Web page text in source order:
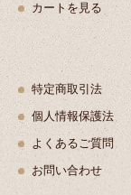
カートを見る
特定商取引法
個人情報保護法
よくあるご質問
お問い合わせ